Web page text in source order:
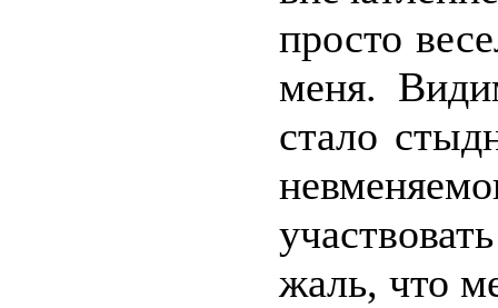
просто
меня.
стало
жаль, что